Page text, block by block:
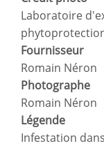
Laboratoire
Fournisseur
Romain Néron
Photographe
Romain Néron
Légende
Infestation